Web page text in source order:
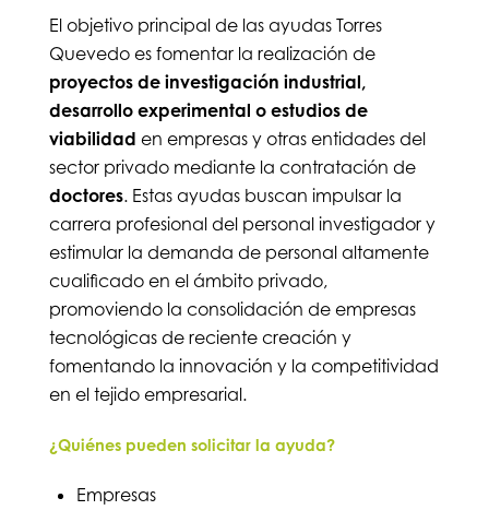
El objetivo principal de las ayudas Torres
Quevedo es fomentar la realización de
proyectos de investigación industrial,
desarrollo experimental o estudios de
viabilidad en empresas y otras entidades del
sector privado mediante la contratación de
doctores. Estas ayudas buscan impulsar la
carrera profesional del personal investigador y
estimular la demanda de personal altamente
cualificado en el ámbito privado,
promoviendo la consolidación de empresas
tecnológicas de reciente creación y
fomentando la innovación y la competitividad
en el tejido empresarial​.
¿Quiénes pueden solicitar la ayuda?
Empresas